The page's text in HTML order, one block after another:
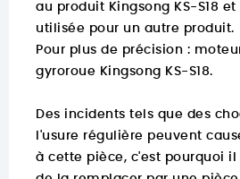
au produit Kingsong KS-S18
utilisée pour un autre produit.
Pour plus de précision :
gyroroue Kingsong KS-S18.
Des incidents tels que des
l'usure régulière peuvent
à cette pièce, c'est pourquoi